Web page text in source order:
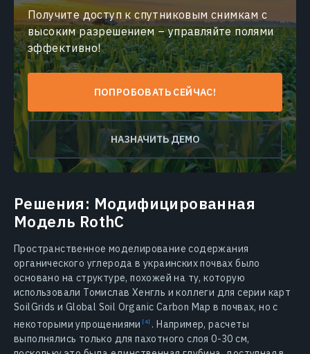
Получите доступ к спутниковым снимкам с
высоким разрешением – управляйте полями
эффективно!
ПОПРОБОВАТЬ СЕЙЧАС!
НАЗНАЧИТЬ ДЕМО
Решения: Модифицированная
Модель RothC
Пространственное моделирование содержания
органического углерода в украинских почвах было
основано на структуре, похожей на ту, которую
использовали Томислав Хенгль и коллеги для серии карт
SoilGrids и Global Soil Organic Carbon Map в почвах, но с
некоторымиупрощениями . Например, расчеты
выполнялись только для пахотного слоя 0-30 см,